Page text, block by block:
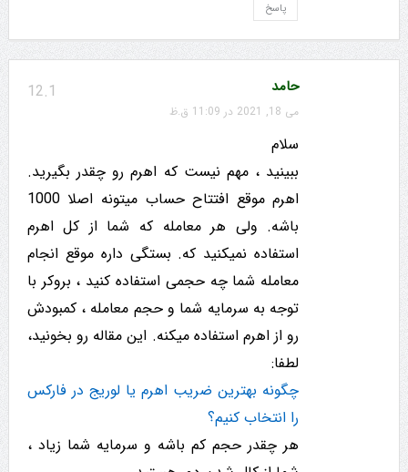
پاسخ
12.1 حامد
می 18, 2021 در 11:09 ق.ظ
سلام
ببینید ، مهم نیست که اهرم رو چقدر بگیرید.
اهرم موقع افتتاح حساب میتونه اصلا 1000
باشه. ولی هر معامله که شما از کل اهرم
استفاده نمیکنید که. بستگی داره موقع انجام
معامله شما چه حجمی استفاده کنید ، بروکر با
توجه به سرمایه شما و حجم معامله ، کمبودش
رو از اهرم استفاده میکنه. این مقاله رو بخونید،
لطفا:
چگونه بهترین ضریب اهرم یا لوریج در فارکس
را انتخاب کنیم؟
هر چقدر حجم کم باشه و سرمایه شما زیاد ،